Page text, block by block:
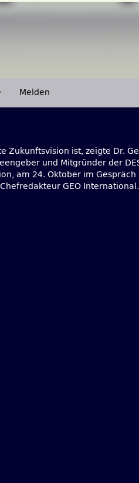
Melden
GEO International.